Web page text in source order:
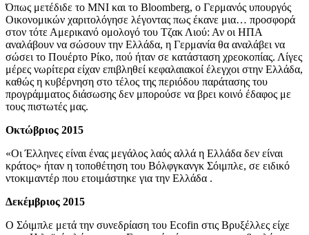
Όπως μετέδιδε το MNI και το Bloomberg, ο Γερμανός υπουργός
Οικονομικών χαριτολόγησε λέγοντας πως έκανε μια… προσφορά
στον τότε Αμερικανό ομολογό του Τζακ Λιού: Αν οι ΗΠΑ
αναλάβουν να σώσουν την Ελλάδα, η Γερμανία θα αναλάβει να
σώσει το Πουέρτο Ρίκο, πού ήταν σε κατάσταση χρεοκοπίας. Λίγες
μέρες νωρίτερα είχαν επιβληθεί κεφαλαιακοί έλεγχοι στην Ελλάδα,
καθώς η κυβέρνηση στο τέλος της περιόδου παράτασης του
προγράμματος διάσωσης δεν μπορούσε να βρει κοινό έδαφος με
τους πιστωτές μας.
Οκτώβριος 2015
«Οι Έλληνες είναι ένας μεγάλος λαός αλλά η Ελλάδα δεν είναι
κράτος» ήταν η τοποθέτηση του Βόλφγκανγκ Σόιμπλε, σε ειδικό
ντοκιμαντέρ που ετοιμάστηκε για την Ελλάδα .
Δεκέμβριος 2015
Ο Σόιμπλε μετά την συνεδρίαση του Ecofin στις Βρυξέλλες είχε